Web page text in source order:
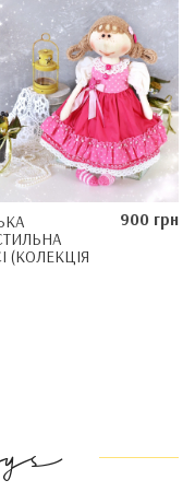
(КОЛЕКЦІЯ
900 грн